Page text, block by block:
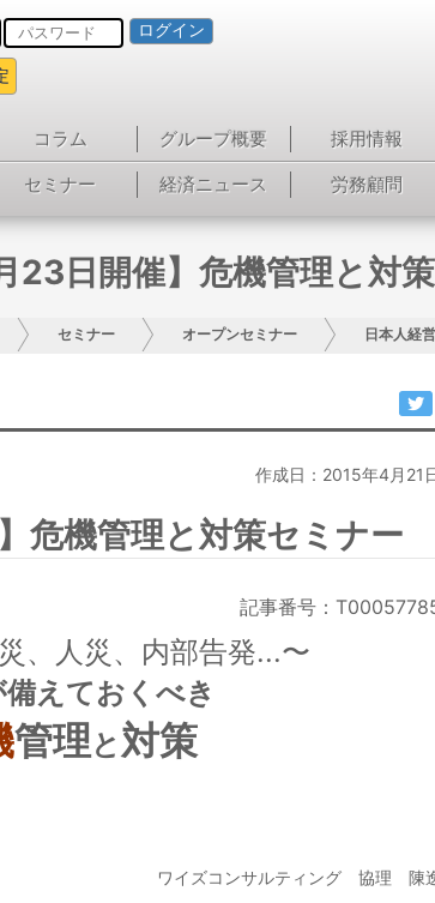
ログイン
コラム グループ概要 採用情報
セミナー 経済ニュース 労務顧問
23日開催】危機管理と対
セミナー オープンセミナー 日本人経
作成日：2015年4月21
危機管理と対策セミナー
記事番号：
、人災、内部告発...〜
えておくべき
管理と 対策
ワイズコンサルティング 協理 陳